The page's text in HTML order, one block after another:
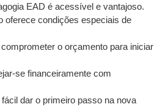
EAD é acessível e vantajoso.
oferece condições especiais de
o orçamento para iniciar
se financeiramente com
dar o primeiro passo na nova